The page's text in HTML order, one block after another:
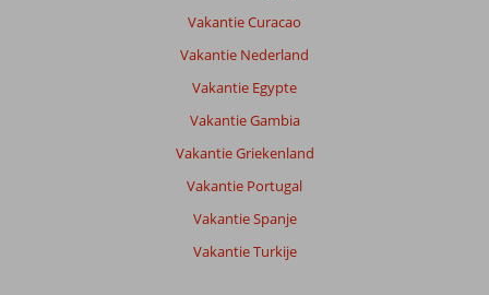
Vakantie Curacao
Vakantie Nederland
Vakantie Egypte
Vakantie Gambia
Vakantie Griekenland
Vakantie Portugal
Vakantie Spanje
Vakantie Turkije